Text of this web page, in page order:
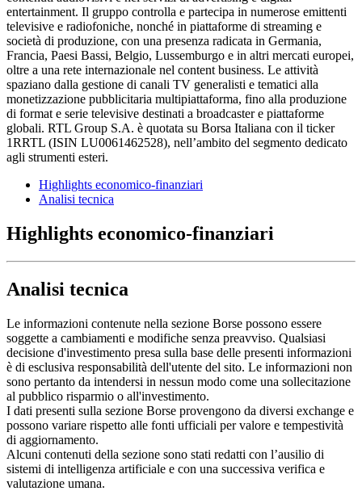
entertainment. Il gruppo controlla e partecipa in numerose emittenti
televisive e radiofoniche, nonché in piattaforme di streaming e
società di produzione, con una presenza radicata in Germania,
Francia, Paesi Bassi, Belgio, Lussemburgo e in altri mercati europei,
oltre a una rete internazionale nel content business. Le attività
spaziano dalla gestione di canali TV generalisti e tematici alla
monetizzazione pubblicitaria multipiattaforma, fino alla produzione
di format e serie televisive destinati a broadcaster e piattaforme
globali. RTL Group S.A. è quotata su Borsa Italiana con il ticker
1RRTL (ISIN LU0061462528), nell’ambito del segmento dedicato
agli strumenti esteri.
Highlights economico-finanziari
Analisi tecnica
Highlights economico-finanziari
Analisi tecnica
Le informazioni contenute nella sezione Borse possono essere
soggette a cambiamenti e modifiche senza preavviso. Qualsiasi
decisione d'investimento presa sulla base delle presenti informazioni
è di esclusiva responsabilità dell'utente del sito. Le informazioni non
sono pertanto da intendersi in nessun modo come una sollecitazione
al pubblico risparmio o all'investimento.
I dati presenti sulla sezione Borse provengono da diversi exchange e
possono variare rispetto alle fonti ufficiali per valore e tempestività
di aggiornamento.
Alcuni contenuti della sezione sono stati redatti con l’ausilio di
sistemi di intelligenza artificiale e con una successiva verifica e
valutazione umana.